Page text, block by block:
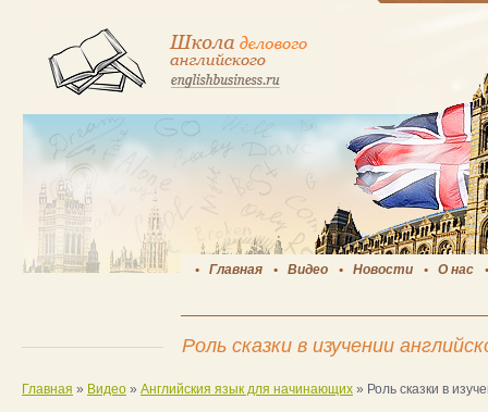
Главная Видео Новости О нас
Роль сказки в изучении
Главная » Видео » Английския язык для начинающих » Роль сказки в